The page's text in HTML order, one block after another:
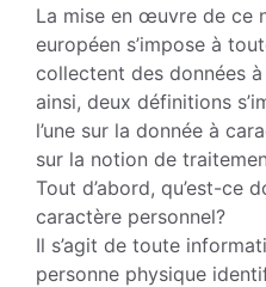
La mise en œuvre de ce
européen s’impose à
collectent des données
ainsi, deux définitions
l’une sur la donnée à
sur la notion de
Tout d’abord, qu’est-ce
caractère personnel?
Il s’agit de toute
personne physique